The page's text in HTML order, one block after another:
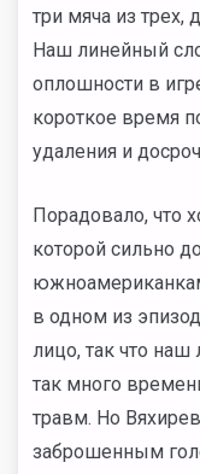
три мяча из трех,
Наш линейный
оплошности в
короткое время
удаления и
Порадовало, что
которой сильно
в одном из
лицо, так что
так много
травм. Но
заброшенным